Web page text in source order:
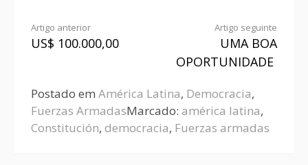
Artigo anterior
US$ 100.000,00
Artigo seguinte
UMA BOA
OPORTUNIDADE
Postado em América Latina, Democracia,
Fuerzas ArmadasMarcado: américa latina,
Constitución, democracia, Fuerzas armadas